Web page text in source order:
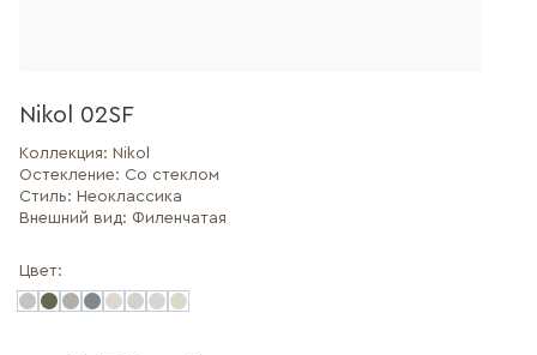
Nikol 02SF
Коллекция: Nikol
Остекление: Со стеклом
Стиль: Неоклассика
Внешний вид: Филенчатая
Цвет: